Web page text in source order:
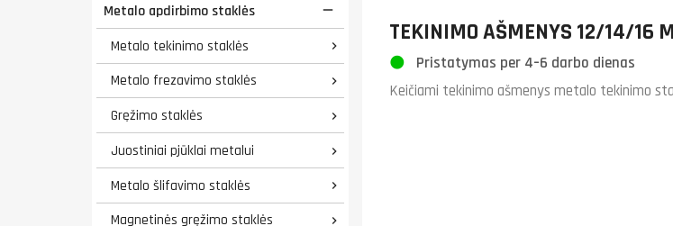
Metalo apdirbimo staklės 
Metalo tekinimo staklės 
Metalo frezavimo staklės 
Gręžimo staklės 
Juostiniai pjūklai metalui 
Metalo šlifavimo staklės 
Magnetinės gręžimo staklės 
TEKINIMO AŠMENYS 12/14/16
Pristatymas per 4–6 darbo dienas
Keičiami tekinimo ašmenys metalo tekinimo